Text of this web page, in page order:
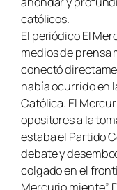
católicos.
El periódico El
medios de prensa
conectó
había ocurrido en
Católica. El
opositores a la
estaba el Partido
debate y
colgado en el